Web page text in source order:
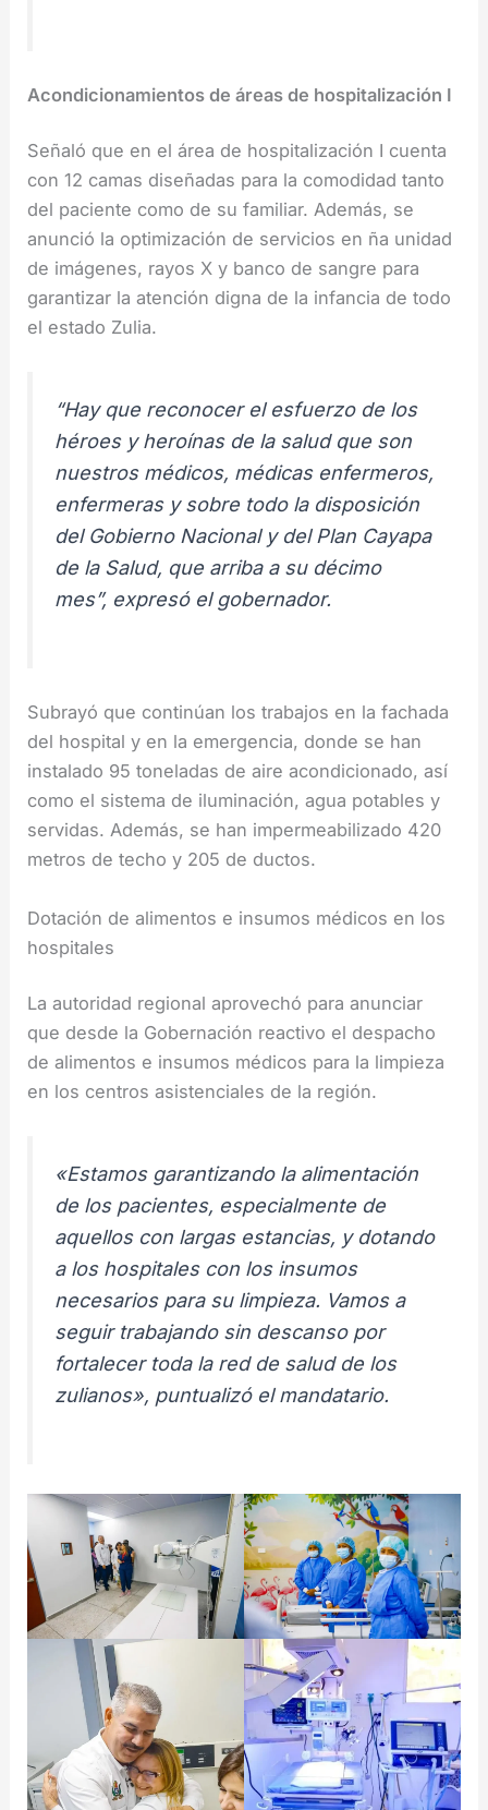
Acondicionamientos de áreas de hospitalización I
Señaló que en el área de hospitalización I cuenta
con 12 camas diseñadas para la comodidad tanto
del paciente como de su familiar. Además, se
anunció la optimización de servicios en ña unidad
de imágenes, rayos X y banco de sangre para
garantizar la atención digna de la infancia de todo
el estado Zulia.
“Hay que reconocer el esfuerzo de los
héroes y heroínas de la salud que son
nuestros médicos, médicas enfermeros,
enfermeras y sobre todo la disposición
del Gobierno Nacional y del Plan Cayapa
de la Salud, que arriba a su décimo
mes”, expresó el gobernador.
Subrayó que continúan los trabajos en la fachada
del hospital y en la emergencia, donde se han
instalado 95 toneladas de aire acondicionado, así
como el sistema de iluminación, agua potables y
servidas. Además, se han impermeabilizado 420
metros de techo y 205 de ductos.
Dotación de alimentos e insumos médicos en los
hospitales
La autoridad regional aprovechó para anunciar
que desde la Gobernación reactivo el despacho
de alimentos e insumos médicos para la limpieza
en los centros asistenciales de la región.
«Estamos garantizando la alimentación
de los pacientes, especialmente de
aquellos con largas estancias, y dotando
a los hospitales con los insumos
necesarios para su limpieza. Vamos a
seguir trabajando sin descanso por
fortalecer toda la red de salud de los
zulianos», puntualizó el mandatario.